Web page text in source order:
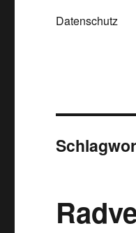
Datenschutz